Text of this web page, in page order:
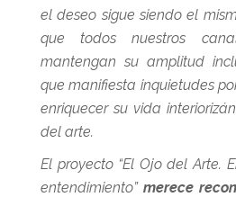
el deseo sigue siendo el
que todos nuestros
mantengan su amplitud
que manifiesta inquietudes
enriquecer su vida
del arte.
El proyecto “El Ojo del Arte.
entendimiento”merece